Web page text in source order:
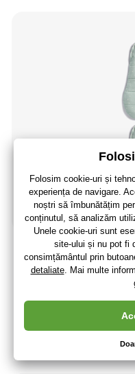
ERGOPOUCH Înfășare
Sage 6-12 m, 8-10 kg,
104,70 leifără TVA
(La